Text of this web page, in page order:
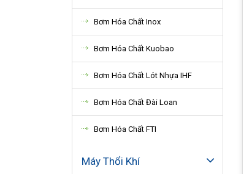
Bơm Hóa Chất Inox
Bơm Hóa Chất Kuobao
Bơm Hóa Chất Lót Nhựa IHF
Bơm Hóa Chất Đài Loan
Bơm Hóa Chất FTI
Máy Thổi Khí